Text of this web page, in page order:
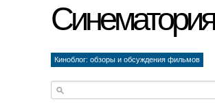
Синематория
Киноблог: обзоры и обсуждения фильмов